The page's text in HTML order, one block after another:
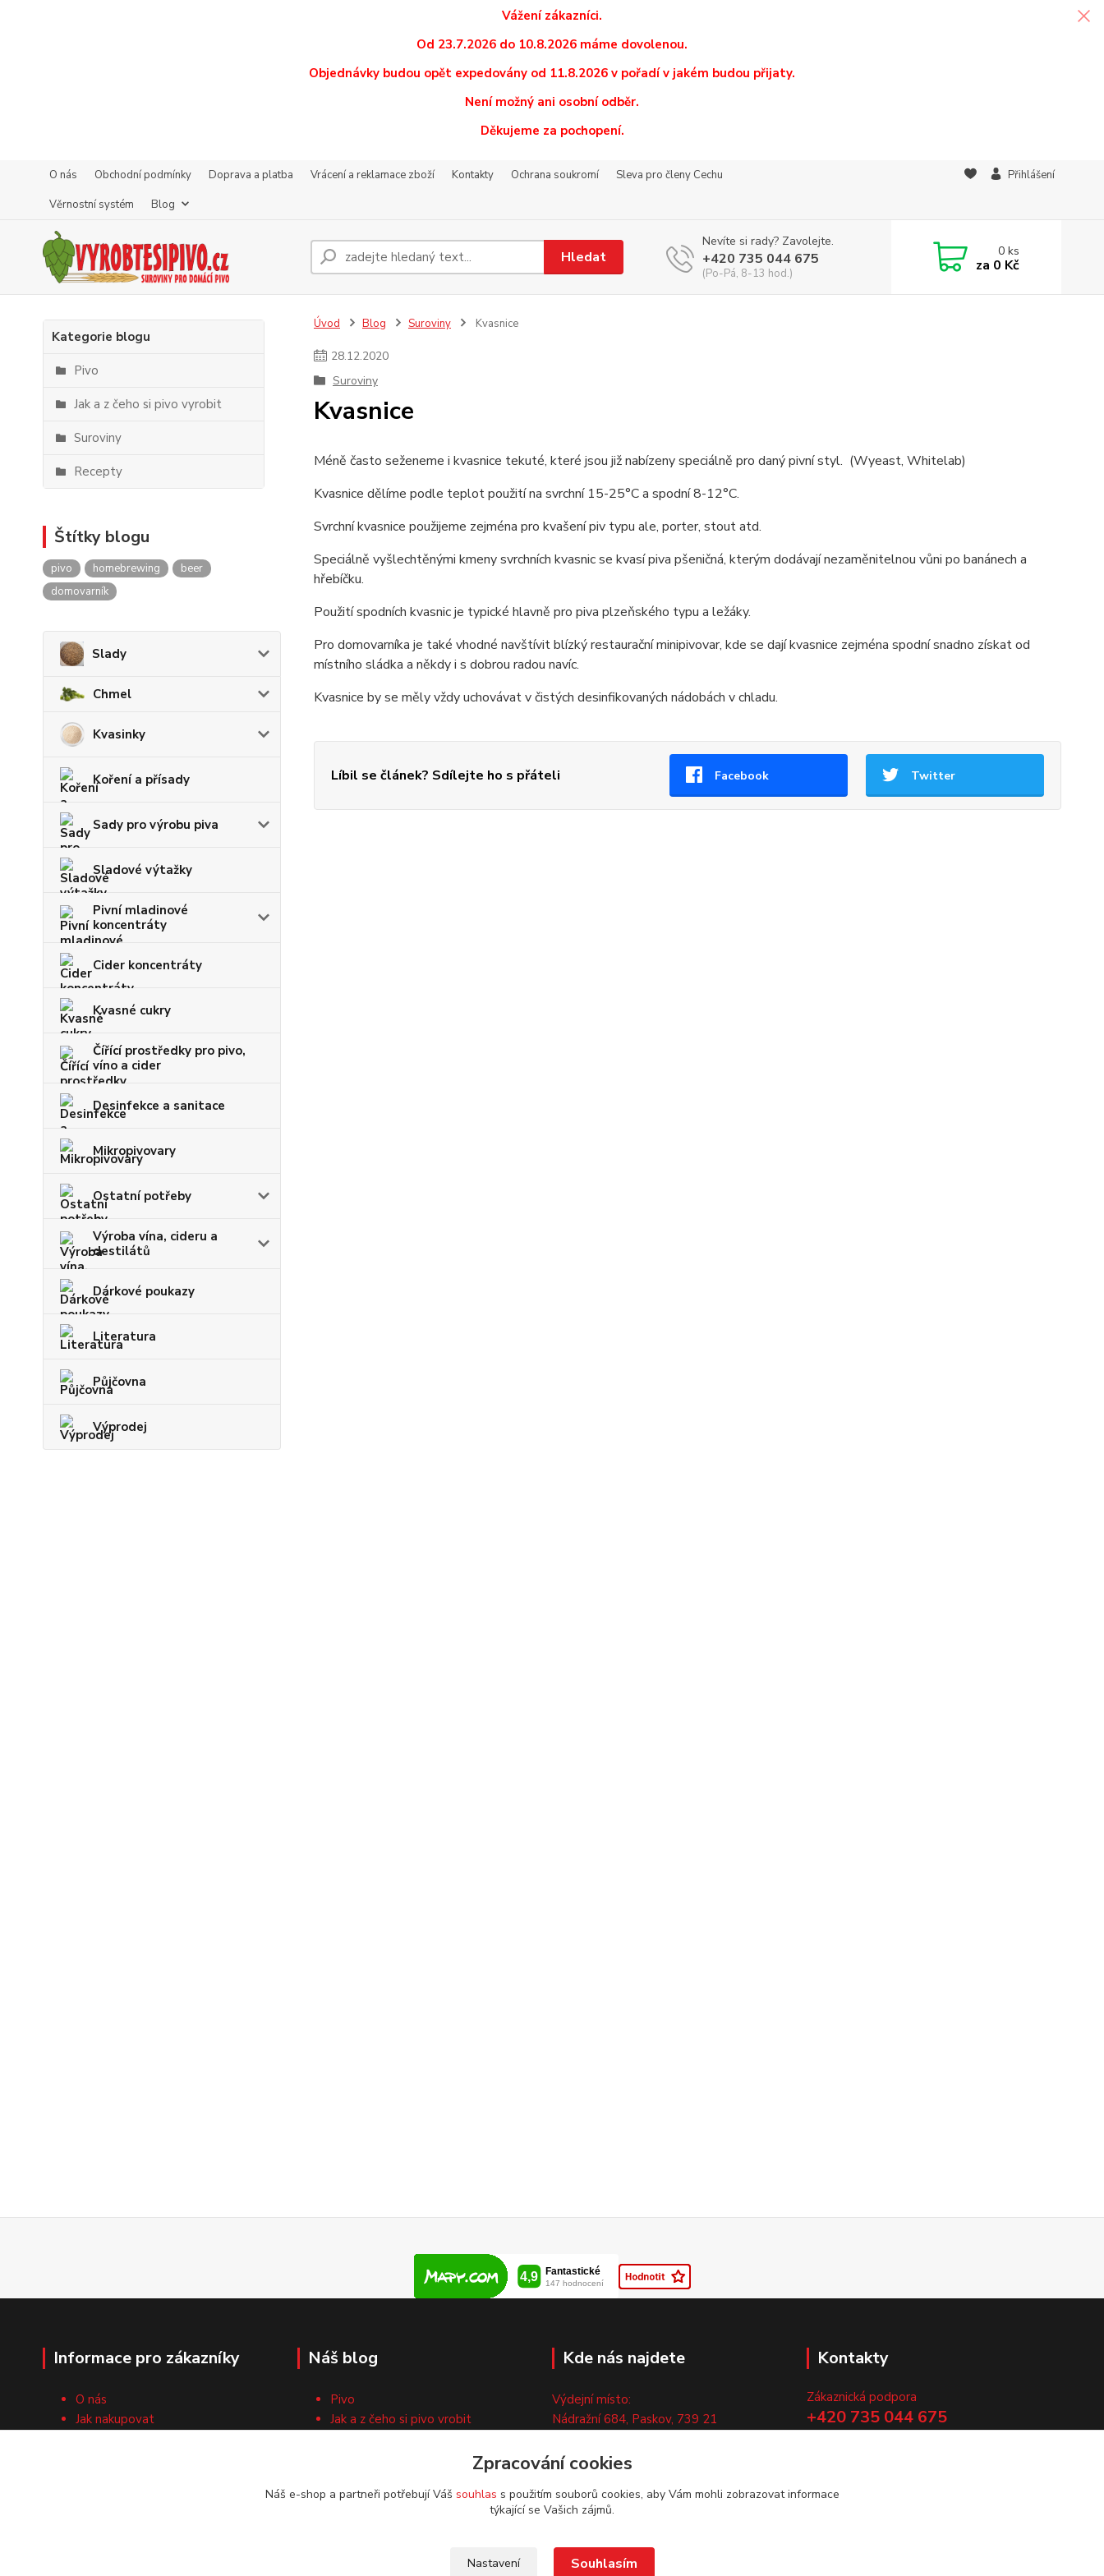
Vážení zákazníci.
Od 23.7.2026 do 10.8.2026 máme dovolenou.
Objednávky budou opět expedovány od 11.8.2026 v pořadí v jakém budou přijaty.
Není možný ani osobní odběr.
Děkujeme za pochopení.
O nás Obchodní podmínky Doprava a platba Vrácení a reklamace zboží Kontakty Ochrana soukromí
Sleva pro členy Cechu
Věrnostní systém
Blog
Přihlášení
Hledat
Nevíte si rady? Zavolejte.
+420 735 044 675
(Po-Pá, 8-13 hod.)
0ks
za 0 Kč
Kategorie blogu
Pivo
Jak a z čeho si pivo vyrobit
Suroviny
Recepty
Štítky blogu
pivo homebrewing
beer
domovarník
Slady
Chmel
Kvasinky
Koření a přísady
Sady pro výrobu piva
Sladové výtažky
Pivní mladinové
koncentráty
Cider koncentráty
Kvasné cukry
Čířící prostředky pro pivo,
víno a cider
Desinfekce a sanitace
Mikropivovary
Ostatní potřeby
Výroba vína, cideru a
destilátů
Dárkové poukazy
Literatura
Půjčovna
Výprodej
Úvod Blog Suroviny Kvasnice
28.12.2020
Suroviny
Kvasnice
Méně často seženeme i kvasnice tekuté, které jsou již nabízeny speciálně pro daný pivní styl. (Wyeast, Whitelab)
Kvasnice dělíme podle teplot použití na svrchní 15-25°C a spodní 8-12°C.
Svrchní kvasnice použijeme zejména pro kvašení piv typu ale, porter, stout atd.
Speciálně vyšlechtěnými kmeny svrchních kvasnic se kvasí piva pšeničná, kterým dodávají nezaměnitelnou vůni po banánech a
hřebíčku.
Použití spodních kvasnic je typické hlavně pro piva plzeňského typu a ležáky.
Pro domovarníka je také vhodné navštívit blízký restaurační minipivovar, kde se dají kvasnice zejména spodní snadno získat od
místního sládka a někdy i s dobrou radou navíc.
Kvasnice by se měly vždy uchovávat v čistých desinfikovaných nádobách v chladu.
Líbil se článek? Sdílejte ho s přáteli Facebook Twitter
Informace pro zákazníky
O nás
Jak nakupovat
Náš blog
Pivo
Jak a z čeho si pivo vrobit
Kde nás najdete
Výdejní místo:
Nádražní 684, Paskov, 739 21
Pouze po předchozí tel. domluvě.
Kontakty
Zákaznická podpora
+420 735 044 675
Zpracování cookies
Náš e-shop a partneři potřebují Váš souhlas s použitím souborů cookies, aby Vám mohli zobrazovat informace
týkající se Vašich zájmů.
Nastavení Souhlasím